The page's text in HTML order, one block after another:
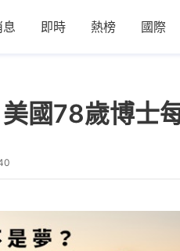
息 即時 熱榜 國際
美國78歲博